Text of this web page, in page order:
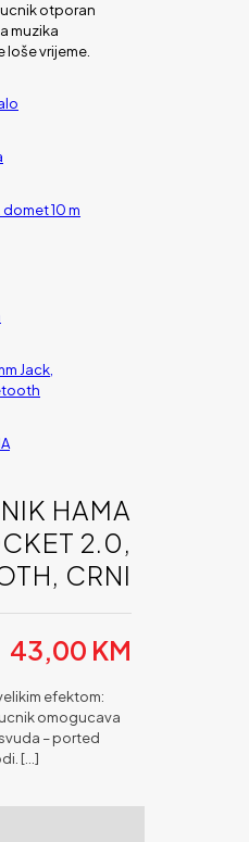
otporan
muzika
loše vrijeme.
domet 10 m
Jack,
HAMA
2.0,
CRNI
43,00 KM
efektom:
omogucava
– ported
[…]